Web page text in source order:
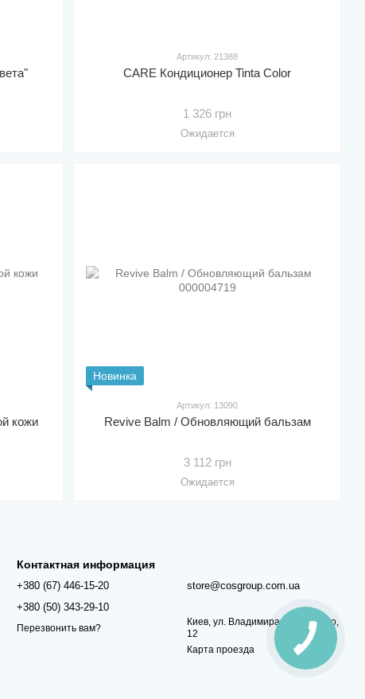
Артикул: 21388
CARE Кондиционер Tinta Color
1 326 грн
Ожидается
кожи
Новинка
Артикул: 13090
Revive Balm / Обновляющий бальзам
3 112 грн
Ожидается
Контактная информация
+380 (67) 446-15-20
+380 (50) 343-29-10
Перезвонить вам?
store@cosgroup.com.ua
Киев, ул. Владимира Винниченко,
12
Карта проезда